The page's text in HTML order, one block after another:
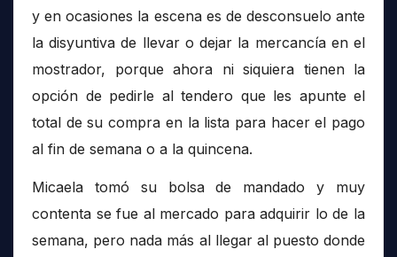
y en ocasiones la escena es de desconsuelo ante
la disyuntiva de llevar o dejar la mercancía en el
mostrador, porque ahora ni siquiera tienen la
opción de pedirle al tendero que les apunte el
total de su compra en la lista para hacer el pago
al fin de semana o a la quincena.
Micaela tomó su bolsa de mandado y muy
contenta se fue al mercado para adquirir lo de la
semana, pero nada más al llegar al puesto donde